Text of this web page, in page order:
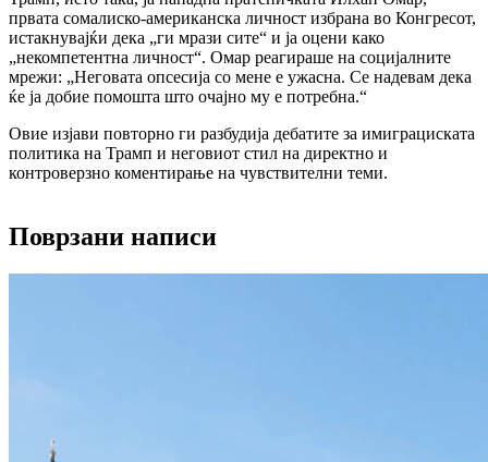
првата сомалиско-американска личност избрана во Конгресот,
истакнувајќи дека „ги мрази сите“ и ја оцени како
„некомпетентна личност“. Омар реагираше на социјалните
мрежи: „Неговата опсесија со мене е ужасна. Се надевам дека
ќе ја добие помошта што очајно му е потребна.“
Овие изјави повторно ги разбудија дебатите за имиграциската
политика на Трамп и неговиот стил на директно и
контроверзно коментирање на чувствителни теми.
Поврзани написи